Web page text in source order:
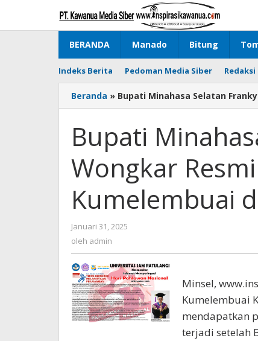
konten
BERANDA Manado Bitung
Indeks Berita Pedoman Media Siber Redaksi
Beranda » Bupati Minahasa Selatan
Bupati
Wongkar
Kumelembuai
Januari 31, 2025
oleh admin
Minsel,
Kumelembuai
mendapatkan
terjadi setelah